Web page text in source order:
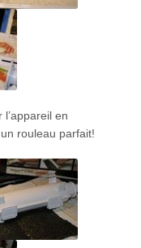
en
rouleau parfait!